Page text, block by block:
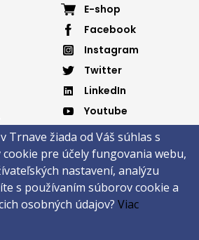
Footer
menu
4
E-shop
Facebook
Instagram
Twitter
LinkedIn
Youtube
Spotify
Trnave žiada od Váš súhlas s
pre účely fungovania webu,
nastavení, analýzu
s používaním súborov cookie a
osobných údajov?Viac